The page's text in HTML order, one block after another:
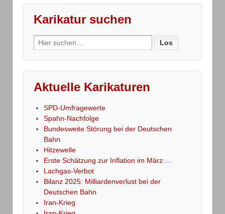
Karikatur suchen
Search
for:
Aktuelle Karikaturen
SPD-Umfragewerte
Spahn-Nachfolge
Bundesweite Störung bei der Deutschen
Bahn
Hitzewelle
Erste Schätzung zur Inflation im März …
Lachgas-Verbot
Bilanz 2025: Milliardenverlust bei der
Deutschen Bahn
Iran-Krieg